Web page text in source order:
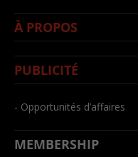
À PROPOS
PUBLICITÉ
- Opportunités d’affaires
MEMBERSHIP